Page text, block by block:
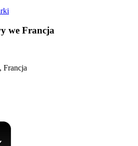
we Francja
Francja